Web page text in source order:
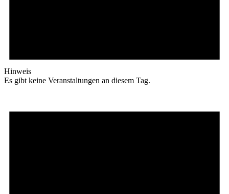
Hinweis
Es gibt keine Veranstaltungen an diesem Tag.